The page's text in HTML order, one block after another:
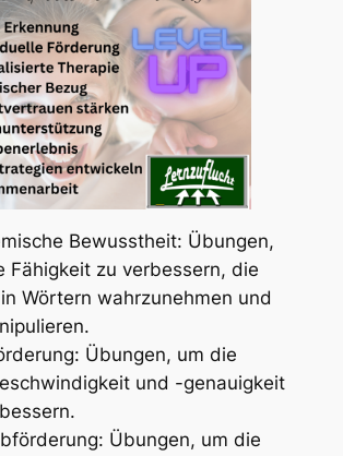
Bewusstheit: Übungen,
Fähigkeit zu verbessern, die
Wörtern wahrzunehmen und
Übungen, um die
und -genauigkeit
Übungen, um die